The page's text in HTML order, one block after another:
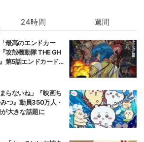
24時間 週間
最高のエンドカー
攻殻機動隊 THE GH
第5話エンドカード公
らないね」『映画ち
つ』動員350万人・
大きな話題に